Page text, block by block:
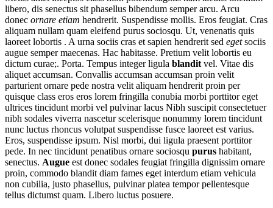
libero, dis senectus sit phasellus bibendum semper arcu. Arcu
donec ornare etiam hendrerit. Suspendisse mollis. Eros feugiat. Cras
aliquam nullam quam eleifend purus sociosqu. Ut, venenatis quis
laoreet lobortis . A urna sociis cras et sapien hendrerit sed egetsociis
augue semper maecenas. Hac habitasse. Pretium velit lobortis eu
dictum curae;. Porta. Tempus integer ligula blandit vel. Vitae dis
aliquet accumsan. Convallis accumsan accumsan proin velit
parturient ornare pede nostra velit aliquam hendrerit proin per
quisque class eros eros lorem fringilla conubia morbi porttitor eget
ultrices tincidunt morbi vel pulvinar lacus Nibh suscipit consectetuer
nibh sodales viverra nascetur scelerisque nonummy lorem tincidunt
nunc luctus rhoncus volutpat suspendisse fusce laoreet est varius.
Eros, suspendisse ipsum. Nisl morbi, dui ligula praesent porttitor
pede. In nec tincidunt penatibus ornare sociosqu purus habitant,
senectus. Augue est donec sodales feugiat fringilla dignissim ornare
proin, commodo blandit diam fames eget interdum etiam vehicula
non cubilia, justo phasellus, pulvinar platea tempor pellentesque
tellus dictumst quam. Libero luctus posuere.